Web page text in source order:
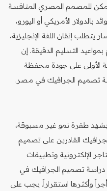
للمصمم المصري المنافسة
الأمريكي أو اليورو،
إتقان اللغة الإنجليزية،
بمواعيد التسليم الدقيقة. إن
الأولى على جودة محفظة
تصميم الجرافيك في مصر.
يشهد طفرة نمو غير مسبوقة،
القادرين على تصميم
الإلكترونية وتطبيقات
تصميم الجرافيك في
وأكثرها استقراراً. يجب على